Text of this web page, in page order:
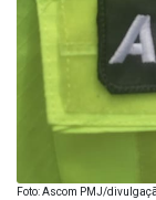
Foto: Ascom PMJ/